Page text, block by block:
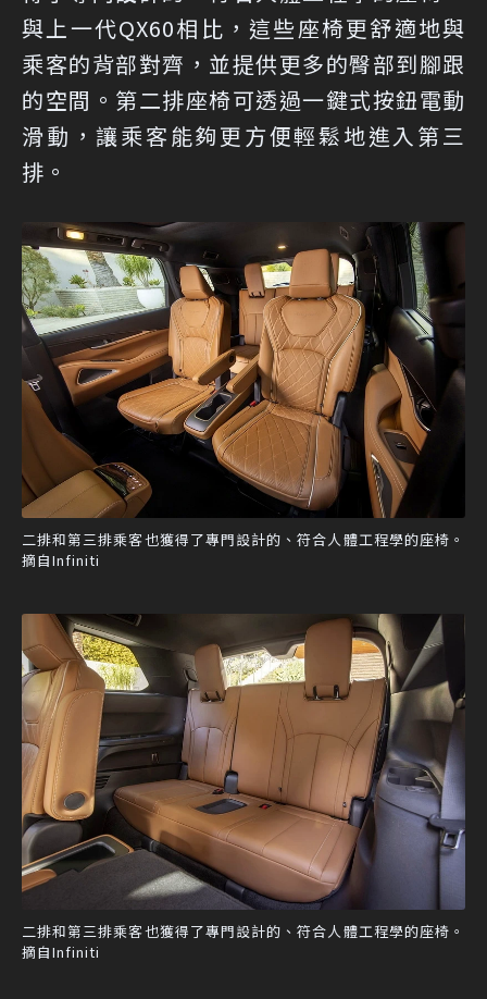
與上一代QX60相比，這些座椅更舒適地與
乘客的背部對齊，並提供更多的臀部到腳跟
的空間。第二排座椅可透過一鍵式按鈕電動
滑動，讓乘客能夠更方便輕鬆地進入第三
排。
二排和第三排乘客也獲得了專門設計的、符合人體工程學的座椅。
摘自Infiniti
二排和第三排乘客也獲得了專門設計的、符合人體工程學的座椅。
摘自Infiniti